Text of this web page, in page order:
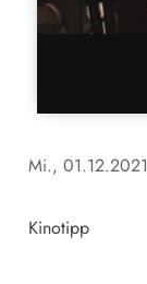
Mi., 01.12.2021
Kinotipp